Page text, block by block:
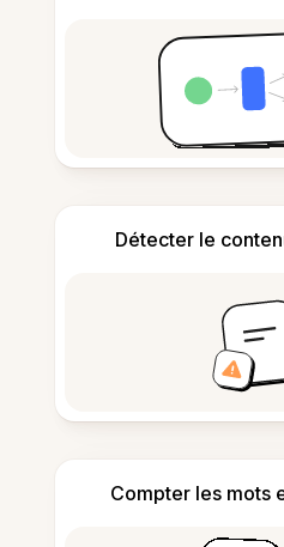
Détecter le
Compter les mots